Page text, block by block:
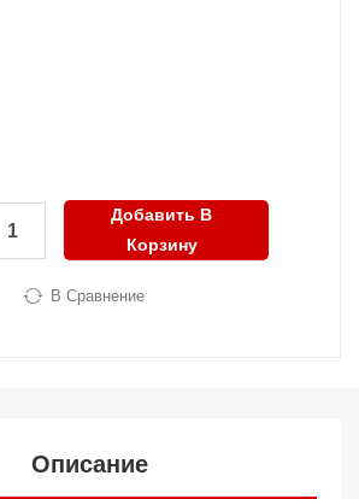
Добавить В
Корзину
В Сравнение
Описание